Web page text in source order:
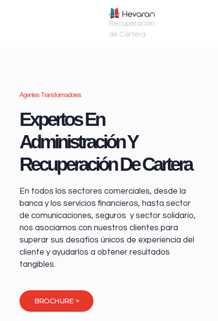
Recuperación
de Cartera
Agentes Transformadores
Expertos En
Administración Y
Recuperación De Cartera
En todos los sectores comerciales, desde la
banca y los servicios financieros, hasta sector
de comunicaciones, seguros y sector solidario,
nos asociamos con nuestros clientes para
superar sus desafíos únicos de experiencia del
cliente y ayudarlos a obtener resultados
tangibles.
BROCHURE >